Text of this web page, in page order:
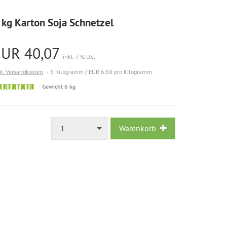
Karton Soja Schnetzel
40,07 inkl. 7 % USt
Versandkosten
6 Kilogramm / EUR 6,68 pro Kilogramm
Gewicht 6 kg
1 Warenkorb